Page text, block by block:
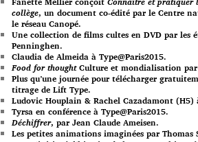
collège, un document co-édité par le Centre
le réseau Canopé.
Une collection de films cultes en DVD par les
Penninghen.
Claudia de Almeida à Type@Paris2015.
Food for thoughtCulture et mondialisation par
Plus qu’une journée pour télécharger
titrage de Lift Type.
Ludovic Houplain & Rachel Cazadamont (H5)
Tyrsa en conférence à Type@Paris2015.
Déchiffrer, par Jean Claude Ameisen.
Les petites animations imaginées par Thomas